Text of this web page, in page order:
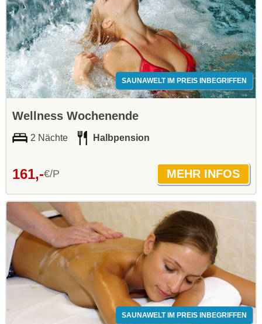
SAUNAWELT IM PREIS INBEGRIFFEN
Wellness Wochenende
2 Nächte Halbpension
161,-€/P
SAUNAWELT IM PREIS INBEGRIFFEN